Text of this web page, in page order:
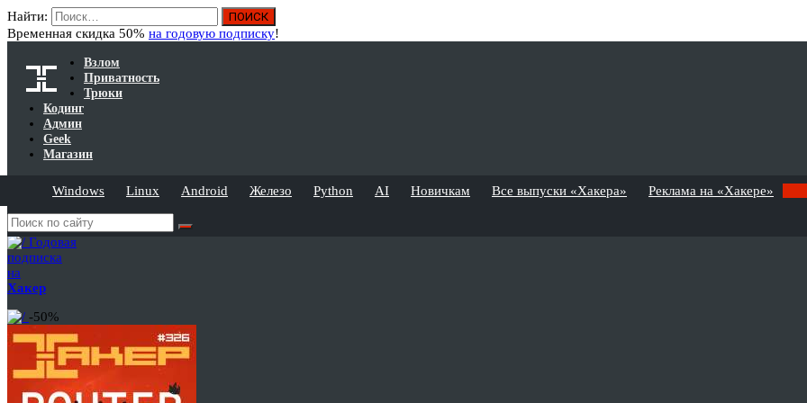
Найти:
Временная скидка 50% на годовую подписку!
Взлом
Приватность
Трюки
Кодинг
Админ
Geek
Магазин
Windows Linux Android Железо Python AI Новичкам Все выпуски «Хакера» Реклама на «Хакере»
Годовая
подписка
на
Хакер
-50%